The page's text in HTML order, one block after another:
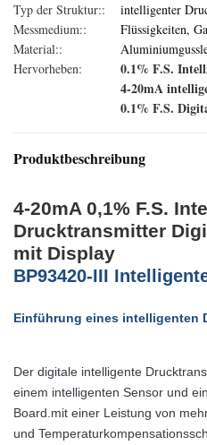
Typ der Struktur::
intelligenter
Messmedium::
Flüssigkeiten,
Material::
Hervorheben:
0.1% F.S.
4-20mA
0.1% F.S.
Produktbeschreibung
4-20mA 0,1% F.S.
Drucktransmitter
mit Display
BP93420-III
Einführung eines intelligenten
Der digitale intelligente
einem intelligenten Sensor und
Board.mit einer Leistung von
und